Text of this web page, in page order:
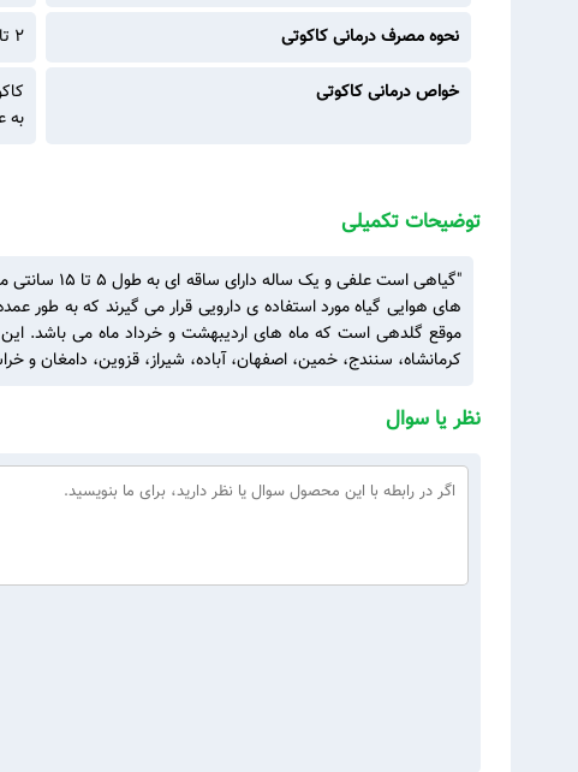
نحوه مصرف درمانی کاکوتی ۲ تا ۳ گرم پودر گیاه سه مرتبه در روز مصرف شود.
خواص درمانی کاکوتی
به
توضیحات تکمیلی
"گیاهی
های هوایی گیاه مورد استفاده ی دارویی قرار می گیرند که به طور
موقع گلدهی است که ماه های اردیبهشت و خرداد ماه می باشد. این
کرمانشاه، سنندج، خمین، اصفهان، آباده، شیراز، قزوین، دامغان و
نظر یا سوال